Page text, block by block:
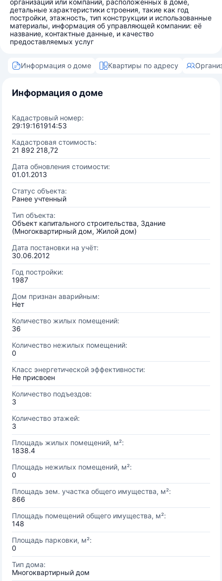
организаций или компаний, расположенных в доме,
детальные характеристики строения, такие как год
постройки, этажность, тип конструкции и использованные
материалы, информация об управляющей компании: её
название, контактные данные, и качество
предоставляемых услуг
Информация о доме Квартиры по адресу
Информация о доме
Кадастровый номер:
29:19:161914:53
Кадастровая стоимость:
21 892 218,72
Дата обновления стоимости:
01.01.2013
Статус объекта:
Ранее учтенный
Тип объекта:
Объект капитального строительства, Здание
(Многоквартирный дом, Жилой дом)
Дата постановки на учёт:
30.06.2012
Год постройки:
1987
Дом признан аварийным:
Нет
Количество жилых помещений:
36
Количество нежилых помещений:
0
Класс энергетической эффективности:
Не присвоен
Количество подъездов:
3
Количество этажей:
3
Площадь жилых помещений, м²:
1838.4
Площадь нежилых помещений, м²:
0
Площадь зем. участка общего имущества, м²:
866
Площадь помещений общего имущества, м²:
148
Площадь парковки, м²:
0
Тип дома:
Многоквартирный дом